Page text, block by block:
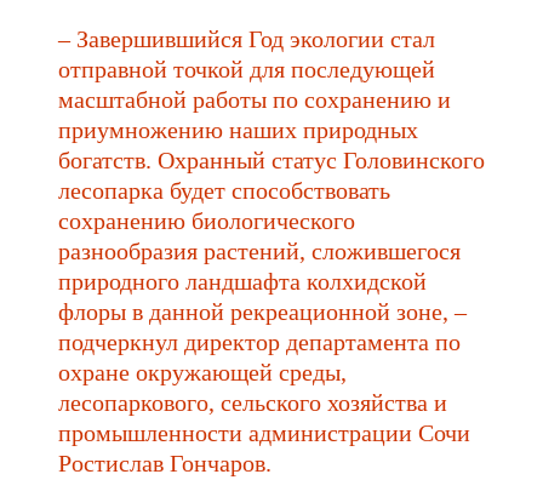
– Завершившийся Год экологии стал
отправной точкой для последующей
масштабной работы по сохранению и
приумножению наших природных
богатств. Охранный статус Головинского
лесопарка будет способствовать
сохранению биологического
разнообразия растений, сложившегося
природного ландшафта колхидской
флоры в данной рекреационной зоне, –
подчеркнул директор департамента по
охране окружающей среды,
лесопаркового, сельского хозяйства и
промышленности администрации Сочи
Ростислав Гончаров.